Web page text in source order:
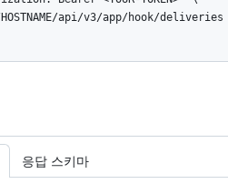
HOSTNAME/api/v3/app/hook/deliveries
응답 스키마